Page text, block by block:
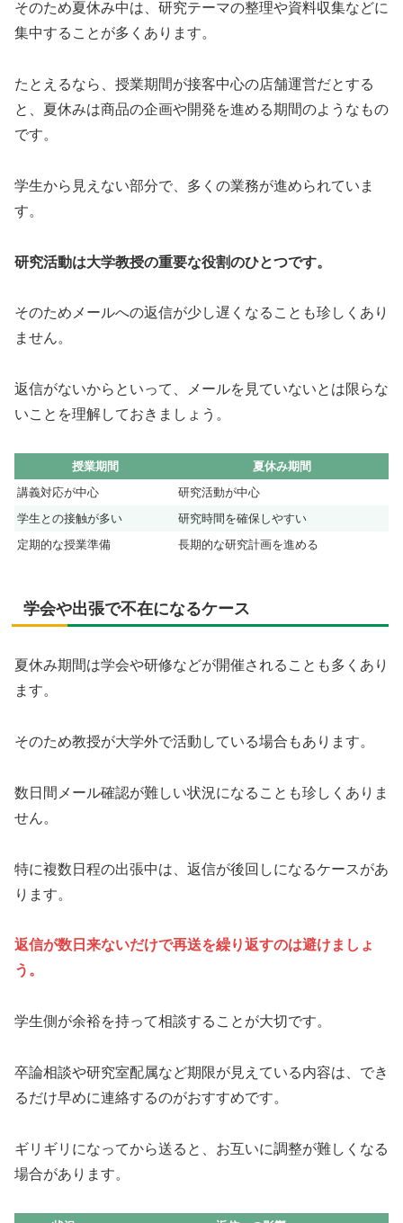
そのため夏休み中は、研究テーマの整理や資料収集などに
集中することが多くあります。
たとえるなら、授業期間が接客中心の店舗運営だとする
と、夏休みは商品の企画や開発を進める期間のようなもの
です。
学生から見えない部分で、多くの業務が進められていま
す。
研究活動は大学教授の重要な役割のひとつです。
そのためメールへの返信が少し遅くなることも珍しくあり
ません。
返信がないからといって、メールを見ていないとは限らな
いことを理解しておきましょう。
授業期間
夏休み期間
講義対応が中心
研究活動が中心
学生との接触が多い
研究時間を確保しやすい
定期的な授業準備
長期的な研究計画を進める
学会や出張で不在になるケース
夏休み期間は学会や研修などが開催されることも多くあり
ます。
そのため教授が大学外で活動している場合もあります。
数日間メール確認が難しい状況になることも珍しくありま
せん。
特に複数日程の出張中は、返信が後回しになるケースがあ
ります。
返信が数日来ないだけで再送を繰り返すのは避けましょ
う。
学生側が余裕を持って相談することが大切です。
卒論相談や研究室配属など期限が見えている内容は、でき
るだけ早めに連絡するのがおすすめです。
ギリギリになってから送ると、お互いに調整が難しくなる
場合があります。